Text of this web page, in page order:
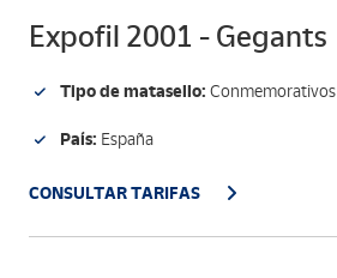
Expofil 2001 - Gegants
Tipo de matasello: Conmemorativos
País: España
CONSULTAR TARIFAS